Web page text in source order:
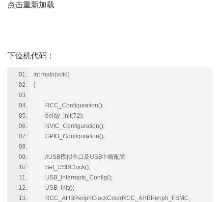
点击重新加载
下位机代码：
int main(void)
{
RCC_Configuration();
delay_init(72);
NVIC_Configuration();
GPIO_Configuration();
//USB模拟串口及USB中断配置
Set_USBClock();
USB_Interrupts_Config();
USB_Init();
RCC_AHBPeriphClockCmd(RCC_AHBPeriph_FSMC,